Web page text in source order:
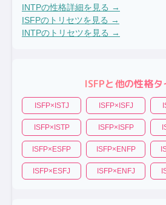
INTPの性格詳細を見る →
ISFPのトリセツを見る →
INTPのトリセツを見る →
ISFPと他の性格
ISFP× ISTJ ISFP× ISFJ
ISFP× ISTP ISFP× ISFP
ISFP× ESFP ISFP× ENFP
ISFP× ESFJ ISFP× ENFJ